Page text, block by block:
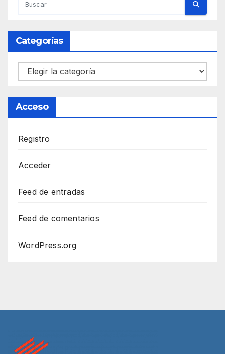
Categorías
Categorías
Acceso
Registro
Acceder
Feed de entradas
Feed de comentarios
WordPress.org